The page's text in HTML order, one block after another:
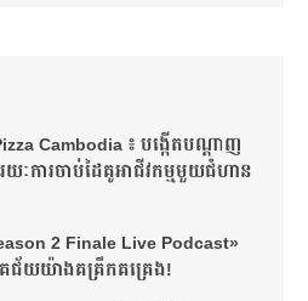
Cambodia ៖ បង្កើត​បណ្តាញ​
រយៈ​ការ​ចាប់​ដៃ​គូ​អាជីវកម្ម​មួយ​ជំហាន​
2 Finale Live Podcast»
ជ័យយ៉ាងគគ្រឹកគគ្រេង!